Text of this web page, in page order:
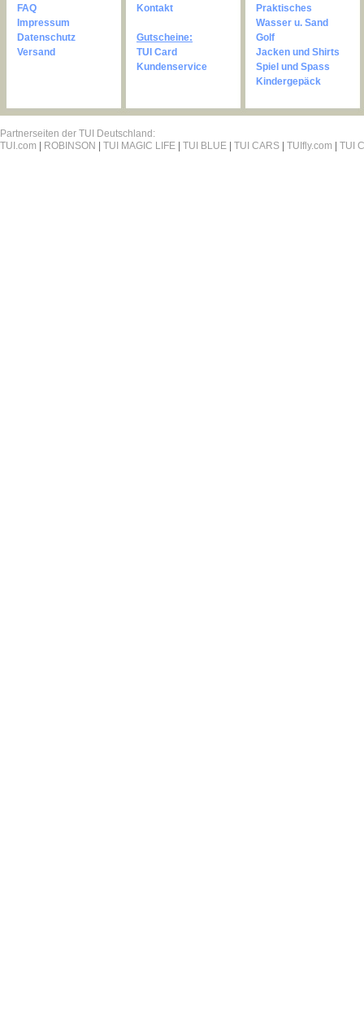
FAQ
Impressum
Datenschutz
Versand
Kontakt
Gutscheine:
TUI Card
Kundenservice
Praktisches
Wasser u. Sand
Golf
Jacken und Shirts
Spiel und Spass
Kindergepäck
Partnerseiten der TUI Deutschland:
TUI.com
ROBINSON TUI MAGIC LIFE TUI BLUE TUI CARS TUIfly.com TUI